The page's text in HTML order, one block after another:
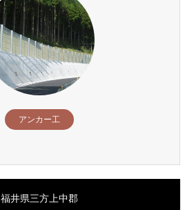
アンカー工
福井県三方上中郡